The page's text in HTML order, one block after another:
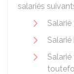
salariés